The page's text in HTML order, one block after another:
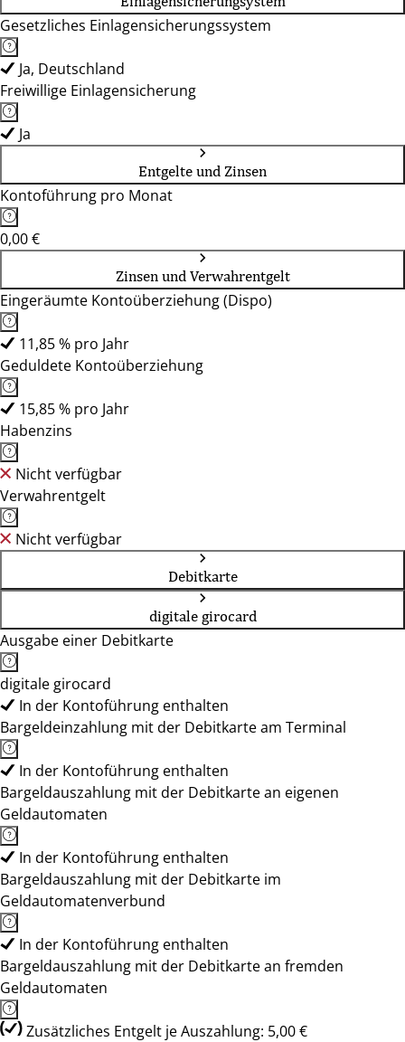
Gesetzliches Einlagensicherungssystem
Ja, Deutschland
Freiwillige Einlagensicherung
Ja
Entgelte und Zinsen
Kontoführung pro Monat
0,00 €
Zinsen und Verwahrentgelt
Eingeräumte Kontoüberziehung (Dispo)
11,85 % pro Jahr
Geduldete Kontoüberziehung
15,85 % pro Jahr
Habenzins
Nicht verfügbar
Verwahrentgelt
Nicht verfügbar
Debitkarte
digitale girocard
Ausgabe einer Debitkarte
digitale girocard
In der Kontoführung enthalten
Bargeldeinzahlung mit der Debitkarte am Terminal
In der Kontoführung enthalten
Bargeldauszahlung mit der Debitkarte an eigenen
Geldautomaten
In der Kontoführung enthalten
Bargeldauszahlung mit der Debitkarte im
Geldautomatenverbund
In der Kontoführung enthalten
Bargeldauszahlung mit der Debitkarte an fremden
Geldautomaten
Zusätzliches Entgelt je Auszahlung: 5,00 €